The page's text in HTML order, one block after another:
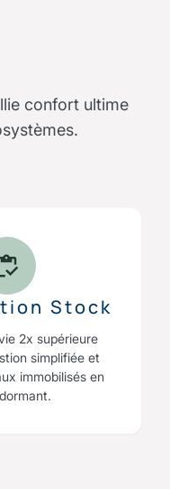
confort ultime
Stock
2x supérieure
simplifiée et
immobilisés en